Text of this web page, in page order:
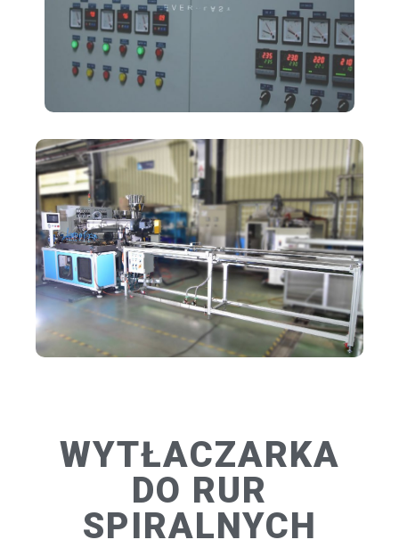
WYTŁACZARKA
DO RUR
SPIRALNYCH